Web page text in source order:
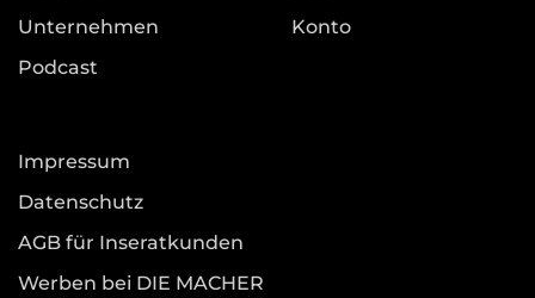
Unternehmen
Podcast
Konto
Impressum
Datenschutz
AGB für Inseratkunden
Werben bei DIE MACHER